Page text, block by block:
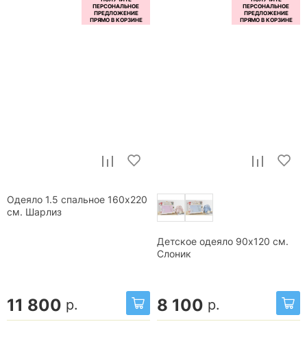
Одеяло 1.5 спальное 160x220
см. Шарлиз
11 800 р.
Детское одеяло 90x120 см.
Слоник
8 100 р.